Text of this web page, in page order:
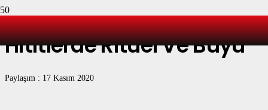
Hititlerde Ritüel Ve Büyü
Paylaşım : 17 Kasım 2020